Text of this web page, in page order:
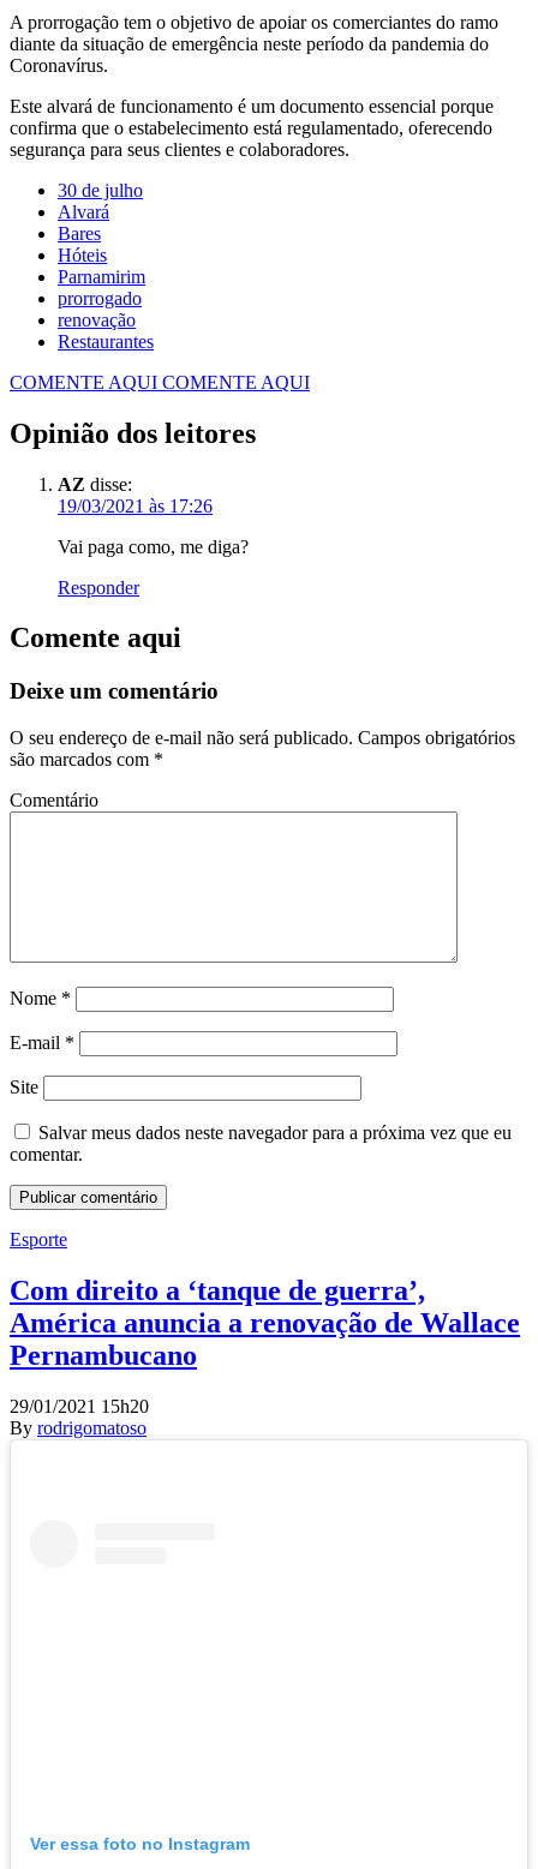
A prorrogação tem o objetivo de apoiar os comerciantes do ramo
diante da situação de emergência neste período da pandemia do
Coronavírus.
Este alvará de funcionamento é um documento essencial porque
confirma que o estabelecimento está regulamentado, oferecendo
segurança para seus clientes e colaboradores.
30 de julho
Alvará
Bares
Hóteis
Parnamirim
prorrogado
renovação
Restaurantes
COMENTE AQUI COMENTE AQUI
Opinião dos leitores
AZ disse:
19/03/2021 às 17:26
Vai paga como, me diga?
Responder
Comente aqui
Deixe um comentário
O seu endereço de e-mail não será publicado. Campos obrigatórios
são marcados com *
Comentário
Nome *
E-mail *
Site
Salvar meus dados neste navegador para a próxima vez que eu
comentar.
Esporte
Com direito a ‘tanque de guerra’,
América anuncia a renovação de Wallace
Pernambucano
29/01/2021 15h20
By rodrigomatoso
Ver essa foto no Instagram